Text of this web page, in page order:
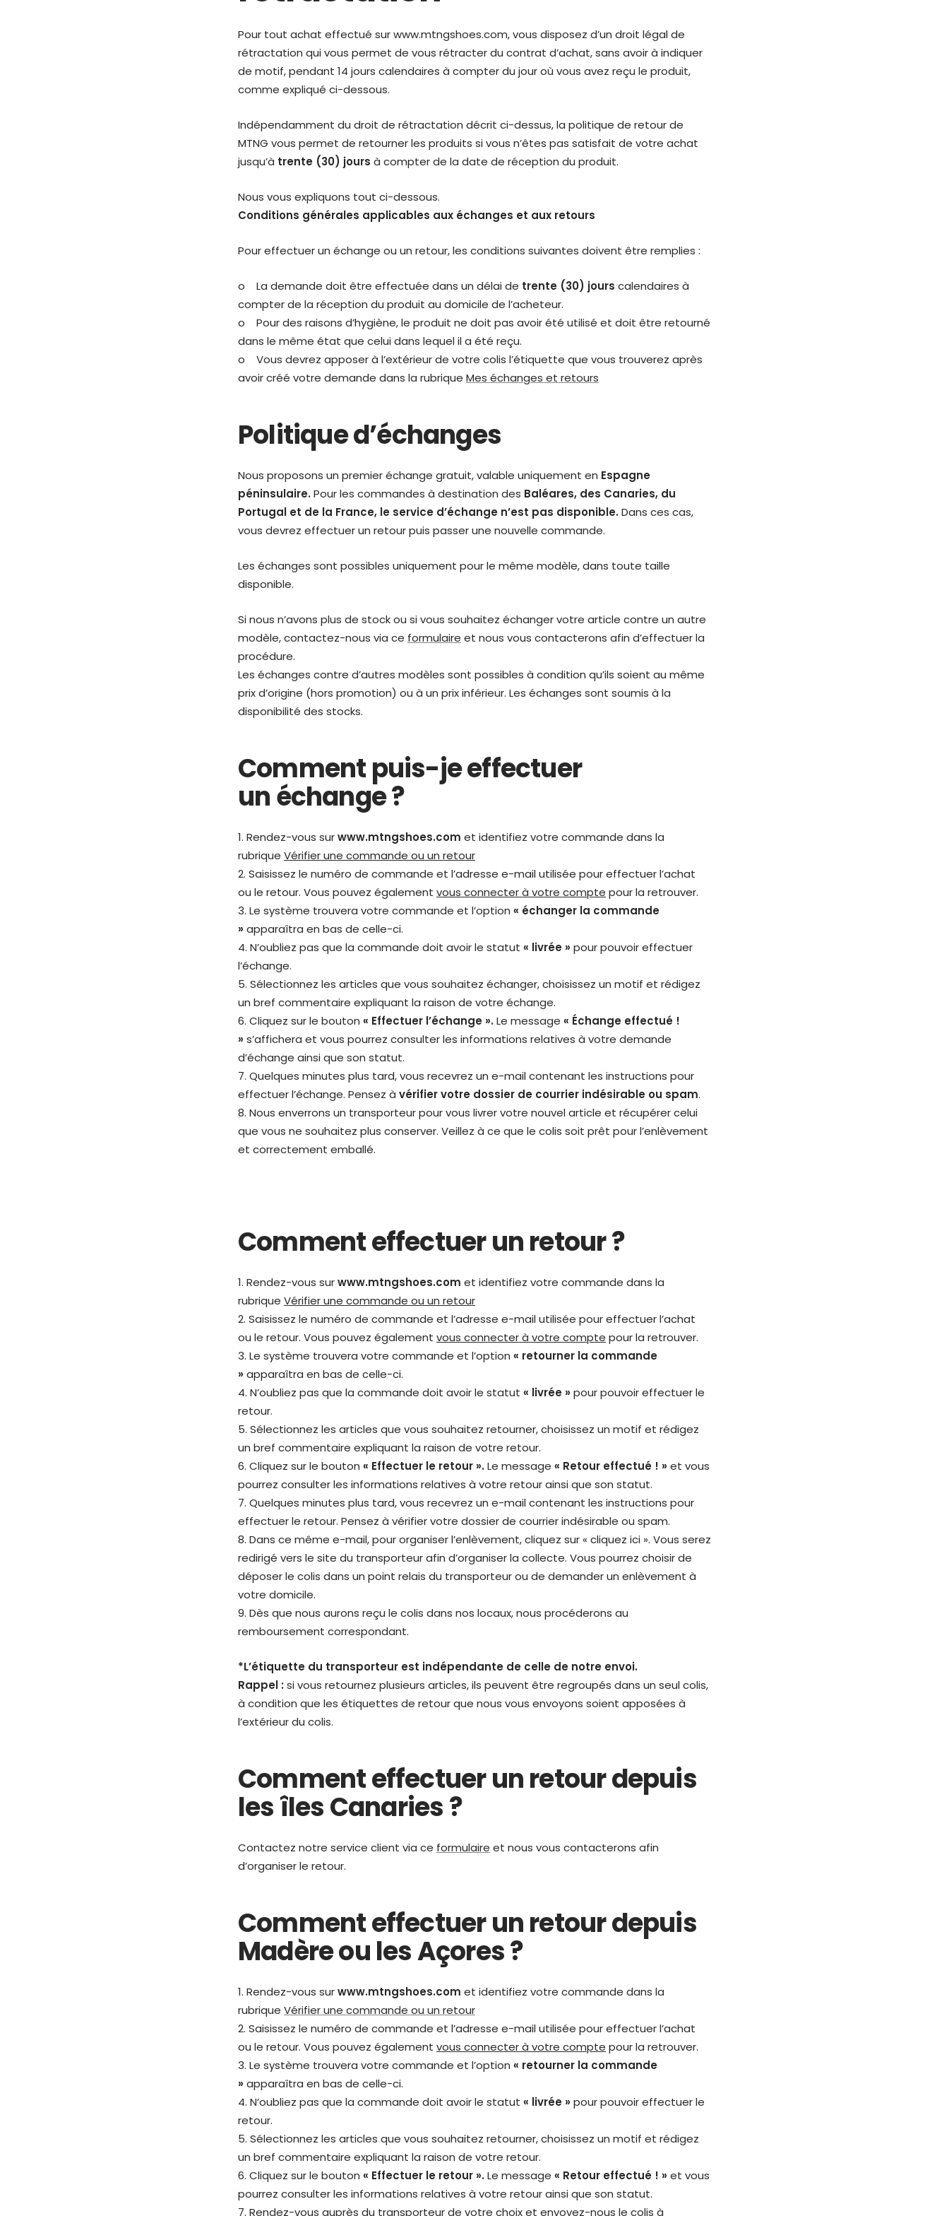
Pour tout achat effectué sur www.mtngshoes.com, vous disposez d’un droit légal de
rétractation qui vous permet de vous rétracter du contrat d’achat, sans avoir à indiquer
de motif, pendant 14 jours calendaires à compter du jour où vous avez reçu le produit,
comme expliqué ci-dessous.
Indépendamment du droit de rétractation décrit ci-dessus, la politique de retour de
MTNG vous permet de retourner les produits si vous n’êtes pas satisfait de votre achat
jusqu’à trente (30) jours à compter de la date de réception du produit.
Nous vous expliquons tout ci-dessous.
Conditions générales applicables aux échanges et aux retours
Pour effectuer un échange ou un retour, les conditions suivantes doivent être remplies :
o La demande doit être effectuée dans un délai de trente (30) jours calendaires à
compter de la réception du produit au domicile de l’acheteur.
o Pour des raisons d’hygiène, le produit ne doit pas avoir été utilisé et doit être retourné
dans le même état que celui dans lequel il a été reçu.
o Vous devrez apposer à l’extérieur de votre colis l’étiquette que vous trouverez après
avoir créé votre demande dans la rubrique Mes échanges et retours
Politique d’échanges
Nous proposons un premier échange gratuit, valable uniquement en Espagne
péninsulaire. Pour les commandes à destination des Baléares, des Canaries, du
Portugal et de la France, le service d’échange n’est pas disponible. Dans ces cas,
vous devrez effectuer un retour puis passer une nouvelle commande.
Les échanges sont possibles uniquement pour le même modèle, dans toute taille
disponible.
Si nous n’avons plus de stock ou si vous souhaitez échanger votre article contre un autre
modèle, contactez-nous via ce formulaire et nous vous contacterons afin d’effectuer la
procédure.
Les échanges contre d’autres modèles sont possibles à condition qu’ils soient au même
prix d’origine (hors promotion) ou à un prix inférieur. Les échanges sont soumis à la
disponibilité des stocks.
Comment puis-je effectuer
un échange ?
1. Rendez-vous surwww.mtngshoes.com et identifiez votre commande dans la
rubrique Vérifier une commande ou un retour
2. Saisissez le numéro de commande et l’adresse e-mail utilisée pour effectuer l’achat
ou le retour. Vous pouvez également vous connecter à votre compte pour la retrouver.
3. Le système trouvera votre commande et l’option « échanger la commande
» apparaîtra en bas de celle-ci.
4. N’oubliez pas que la commande doit avoir le statut « livrée » pour pouvoir effectuer
l’échange.
5. Sélectionnez les articles que vous souhaitez échanger, choisissez un motif et rédigez
un bref commentaire expliquant la raison de votre échange.
6. Cliquez sur le bouton « Effectuer l’échange ». Le message « Échange effectué !
» s’affichera et vous pourrez consulter les informations relatives à votre demande
d’échange ainsi que son statut.
7. Quelques minutes plus tard, vous recevrez un e-mail contenant les instructions pour
effectuer l’échange. Pensez à vérifier votre dossier de courrier indésirable ou spam.
8. Nous enverrons un transporteur pour vous livrer votre nouvel article et récupérer celui
que vous ne souhaitez plus conserver. Veillez à ce que le colis soit prêt pour l’enlèvement
et correctement emballé.
Comment effectuer un retour ?
1. Rendez-vous surwww.mtngshoes.com et identifiez votre commande dans la
rubrique Vérifier une commande ou un retour
2. Saisissez le numéro de commande et l’adresse e-mail utilisée pour effectuer l’achat
ou le retour. Vous pouvez également vous connecter à votre compte pour la retrouver.
3. Le système trouvera votre commande et l’option « retourner la commande
» apparaîtra en bas de celle-ci.
4. N’oubliez pas que la commande doit avoir le statut « livrée » pour pouvoir effectuer le
retour.
5. Sélectionnez les articles que vous souhaitez retourner, choisissez un motif et rédigez
un bref commentaire expliquant la raison de votre retour.
6. Cliquez sur le bouton « Effectuer le retour ». Le message « Retour effectué ! » et vous
pourrez consulter les informations relatives à votre retour ainsi que son statut.
7. Quelques minutes plus tard, vous recevrez un e-mail contenant les instructions pour
effectuer le retour. Pensez à vérifier votre dossier de courrier indésirable ou spam.
8. Dans ce même e-mail, pour organiser l’enlèvement, cliquez sur « cliquez ici ». Vous serez
redirigé vers le site du transporteur afin d’organiser la collecte. Vous pourrez choisir de
déposer le colis dans un point relais du transporteur ou de demander un enlèvement à
votre domicile.
9. Dès que nous aurons reçu le colis dans nos locaux, nous procéderons au
remboursement correspondant.
*L’étiquette du transporteur est indépendante de celle de notre envoi.
Rappel : si vous retournez plusieurs articles, ils peuvent être regroupés dans un seul colis,
à condition que les étiquettes de retour que nous vous envoyons soient apposées à
l’extérieur du colis.
Comment effectuer un retour depuis
les îles Canaries ?
Contactez notre service client via ce formulaire et nous vous contacterons afin
d’organiser le retour.
Comment effectuer un retour depuis
Madère ou les Açores ?
1. Rendez-vous surwww.mtngshoes.com et identifiez votre commande dans la
rubrique Vérifier une commande ou un retour
2. Saisissez le numéro de commande et l’adresse e-mail utilisée pour effectuer l’achat
ou le retour. Vous pouvez également vous connecter à votre compte pour la retrouver.
3. Le système trouvera votre commande et l’option « retourner la commande
» apparaîtra en bas de celle-ci.
4. N’oubliez pas que la commande doit avoir le statut « livrée » pour pouvoir effectuer le
retour.
5. Sélectionnez les articles que vous souhaitez retourner, choisissez un motif et rédigez
un bref commentaire expliquant la raison de votre retour.
6. Cliquez sur le bouton « Effectuer le retour ». Le message « Retour effectué ! » et vous
pourrez consulter les informations relatives à votre retour ainsi que son statut.
7. Rendez-vous auprès du transporteur de votre choix et envoyez-nous le colis à